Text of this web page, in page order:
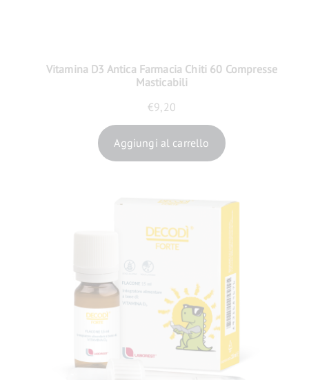
Vitamina D3 Antica Farmacia Chiti 60 Compresse
Masticabili
€9,20
Aggiungi al carrello